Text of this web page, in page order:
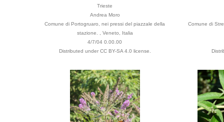
Trieste
Andrea Moro
Comune di Portogruaro, nei pressi del piazzale della
stazione. , Veneto, Italia
4/7/04 0.00.00
Distributed under CC BY-SA 4.0 license.
Comune di